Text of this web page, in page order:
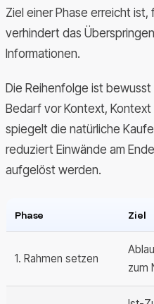
Ziel einer Phase erreicht
verhindert das
Informationen.
Die Reihenfolge ist
Bedarf vor Kontext,
spiegelt die natürliche
reduziert Einwände am
aufgelöst werden.
Phase Ziel
1. Rahmen setzen
zum